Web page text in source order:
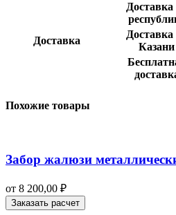
Доставка
Доставка
Доставка
Казани
Похожие товары
Забор жалюзи
от 8 200,00 ₽
Заказать расчет